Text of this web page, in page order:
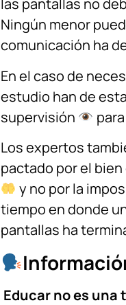
las pantallas no
Ningún menor
comunicación ha
En el caso de
estudio han de
supervisión
Los expertos
pactado por el
y no por la
tiempo en donde
pantallas ha
Educar no es una